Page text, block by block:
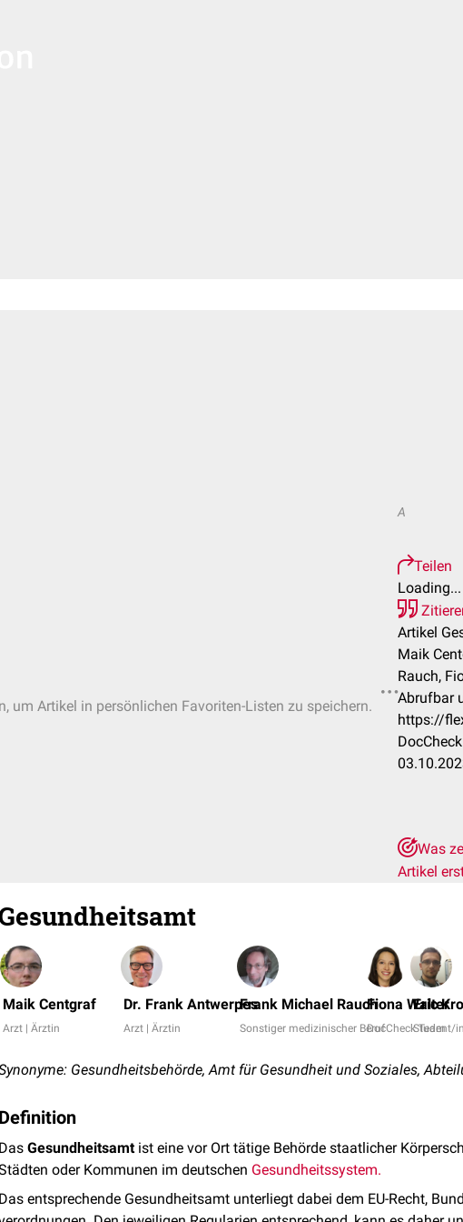
um Artikel in persönlichen Favoriten-Listen zu speichern.
A
Teilen
Loading...
Artikel
Maik
Rauch,
Abrufbar
https://
Was
Artikel
Maik Centgraf
Arzt | Ärztin
Dr. Frank Antwerpes
Arzt | Ärztin
Frank Michael Rauch
Sonstiger medizinischer Beruf
Fiona Walter
DocCheck Team
Eric
Student/
Gesundheitsbehörde, Amt für Gesundheit und Soziales,
Definition
Das Gesundheitsamtist eine vor Ort tätige Behörde staatlicher
oder Kommunen im deutschen Gesundheitssystem.
Das entsprechende Gesundheitsamt unterliegt dabei dem EU-Recht,